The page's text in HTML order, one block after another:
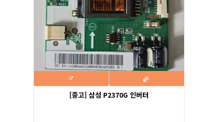
[중고] 삼성 P2370G 인버터